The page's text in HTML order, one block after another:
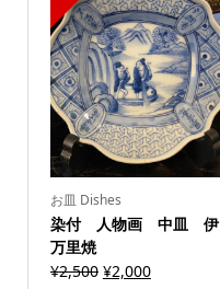
お皿 Dishes
染付 人物画 中皿 伊
万里焼
¥2,500 ¥2,000